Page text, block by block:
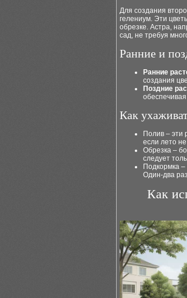
Для создания
гелениум. Эти
обрезке. Астра,
сад, не требуя
Ранние и
Ранние
создания
Поздние
Как
Полив – эти
если лето
Обрезка –
следует
Подкормка
Один-два
Как